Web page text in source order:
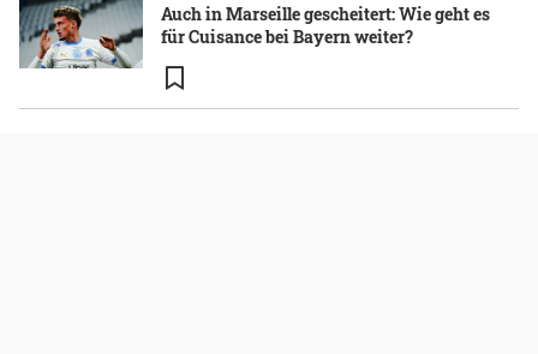
Auch in Marseille gescheitert: Wie geht es
für Cuisance bei Bayern weiter?